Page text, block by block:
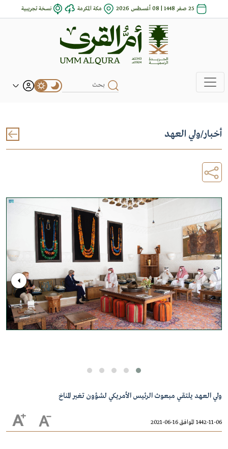
25 صفر 1448 | 08 أغسطس 2026 مكة المكرمة نسخة تجريبية
أخبار/ولي العهد
ولي العهد يلتقي مبعوث الرئيس الأمريكي لشؤون تغير المناخ
1442-11-06 الموافق 16-06-2021